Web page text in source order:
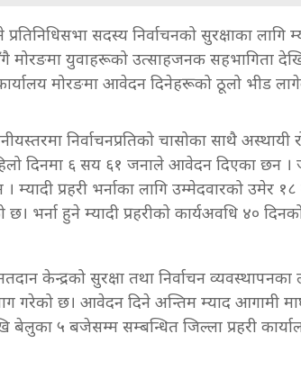
सदस्य निर्वाचनको सुरक्षाका लागि
मोरङमा युवाहरूको उत्साहजनक सहभागिता
कार्यालय मोरङमा आवेदन दिनेहरूको ठूलो भीड
निर्वाचनप्रतिको चासोका साथै अस्थायी
दिनमा ६ सय ६१ जनाले आवेदन दिएका छन
प्रहरी भर्नाका लागि उम्मेदवारको उमेर १८
भर्ना हुने म्यादी प्रहरीको कार्यअवधि ४०
केन्द्रको सुरक्षा तथा निर्वाचन
गरेको छ। आवेदन दिने अन्तिम म्याद आगामी
५ बजेसम्म सम्बन्धित जिल्ला प्रहरी